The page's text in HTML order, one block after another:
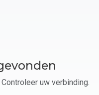
uw verbinding.